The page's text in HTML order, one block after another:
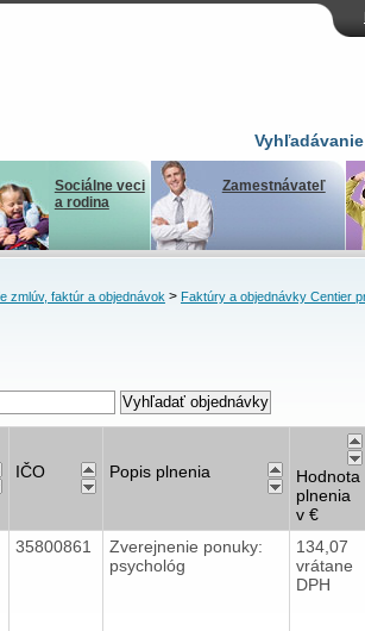
Vyhľadávanie
Sociálne veci
a rodina
Zamestnávateľ
zmlúv, faktúr a objednávok> Faktúry a objednávky Centier
IČO Popis plnenia
Hodnota
plnenia
v €
35800861
Zverejnenie ponuky:
psychológ
134,07
vrátane
DPH